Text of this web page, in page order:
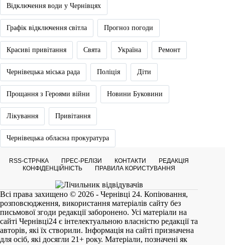
Відключення води у Чернівцях
Графік відключення світла Прогноз погоди
Красиві привітання Свята Україна Ремонт
Чернівецька міська рада Поліція Діти
Прощання з Героями війни Новини Буковини
Лікування Привітання
Чернівецька обласна прокуратура
RSS-СТРІЧКА ПРЕС-РЕЛІЗИ КОНТАКТИ
РЕДАКЦІЯ
КОНФІДЕНЦІЙНІСТЬ
ПРАВИЛА КОРИСТУВАННЯ
Всі права захищено © 2026 - Чернівці 24. Копіювання,
розповсюдження, використання матеріалів сайту без
письмової згоди редакції заборонено. Усі матеріали на
сайті Чернівці24 є інтелектуальною власністю редакції та
авторів, які їх створили. Інформація на сайті призначена
для осіб, які досягли 21+ року. Матеріали, позначені як